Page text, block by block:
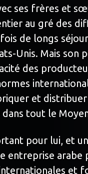
ses frères et
au gré des
de longs
Unis. Mais son
des
et
tout le
pour lui, et
entreprise arabe
et